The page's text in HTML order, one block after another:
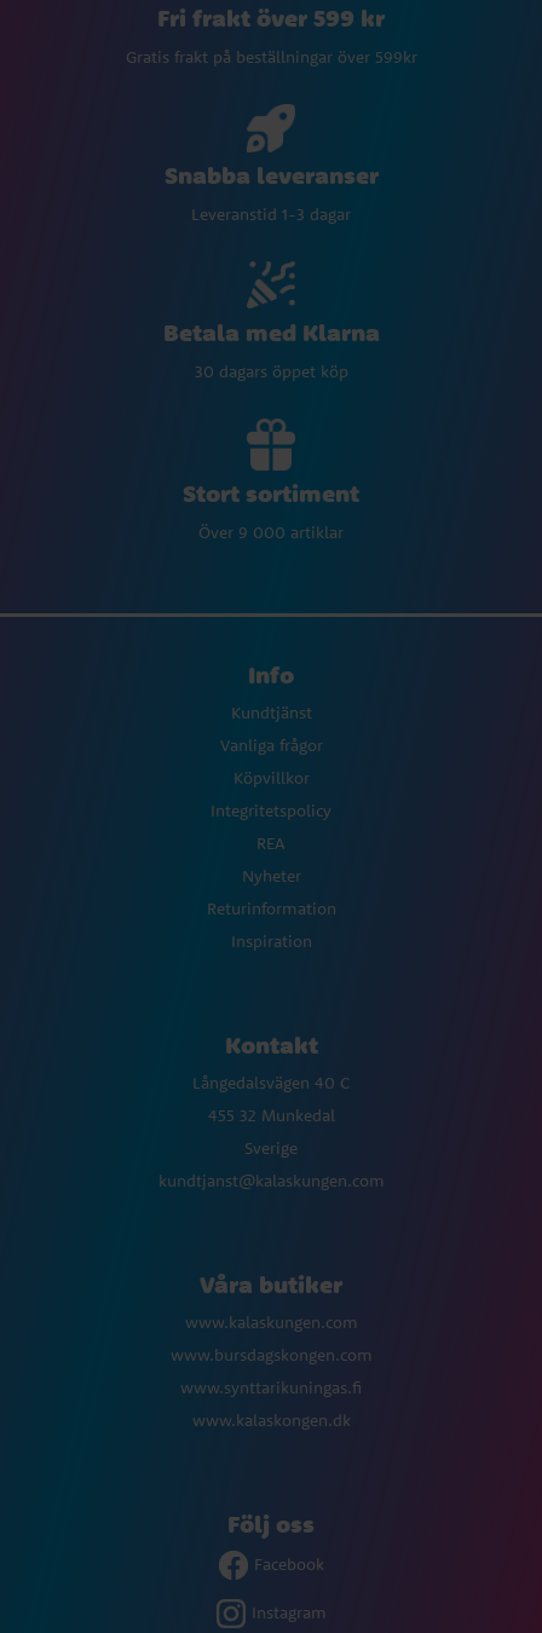
Fri frakt över 599 kr
Gratis frakt på beställningar över 599kr
Snabba leveranser
Leveranstid 1-3 dagar
Betala med Klarna
30 dagars öppet köp
Stort sortiment
Över 9 000 artiklar
Info
Kundtjänst
Vanliga frågor
Köpvillkor
Integritetspolicy
REA
Nyheter
Returinformation
Inspiration
Kontakt
Långedalsvägen 40 C
455 32 Munkedal
Sverige
kundtjanst@kalaskungen.com
Våra butiker
www.kalaskungen.com
www.bursdagskongen.com
www.synttarikuningas.fi
www.kalaskongen.dk
Följ oss
Facebook
Instagram